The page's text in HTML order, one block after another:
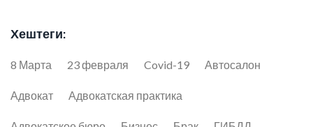
Хештеги:
8 Марта 23 февраля Covid-19 Автосалон
Адвокат Адвокатская практика